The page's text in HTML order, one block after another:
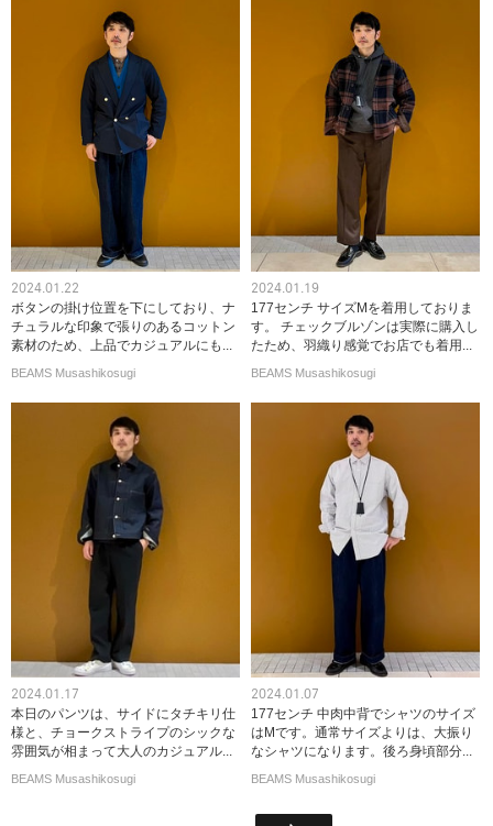
2024.01.22
ボタンの掛け位置を下にしており、ナ
チュラルな印象で張りのあるコットン
素材のため、上品でカジュアルにも...
BEAMS Musashikosugi
2024.01.19
177センチ サイズMを着用しておりま
す。 チェックブルゾンは実際に購入し
たため、羽織り感覚でお店でも着用...
BEAMS Musashikosugi
2024.01.17
本日のパンツは、サイドにタチキリ仕
様と、チョークストライプのシックな
雰囲気が相まって大人のカジュアル...
BEAMS Musashikosugi
2024.01.07
177センチ 中肉中背でシャツのサイズ
はMです。通常サイズよりは、大振り
なシャツになります。後ろ身頃部分...
BEAMS Musashikosugi